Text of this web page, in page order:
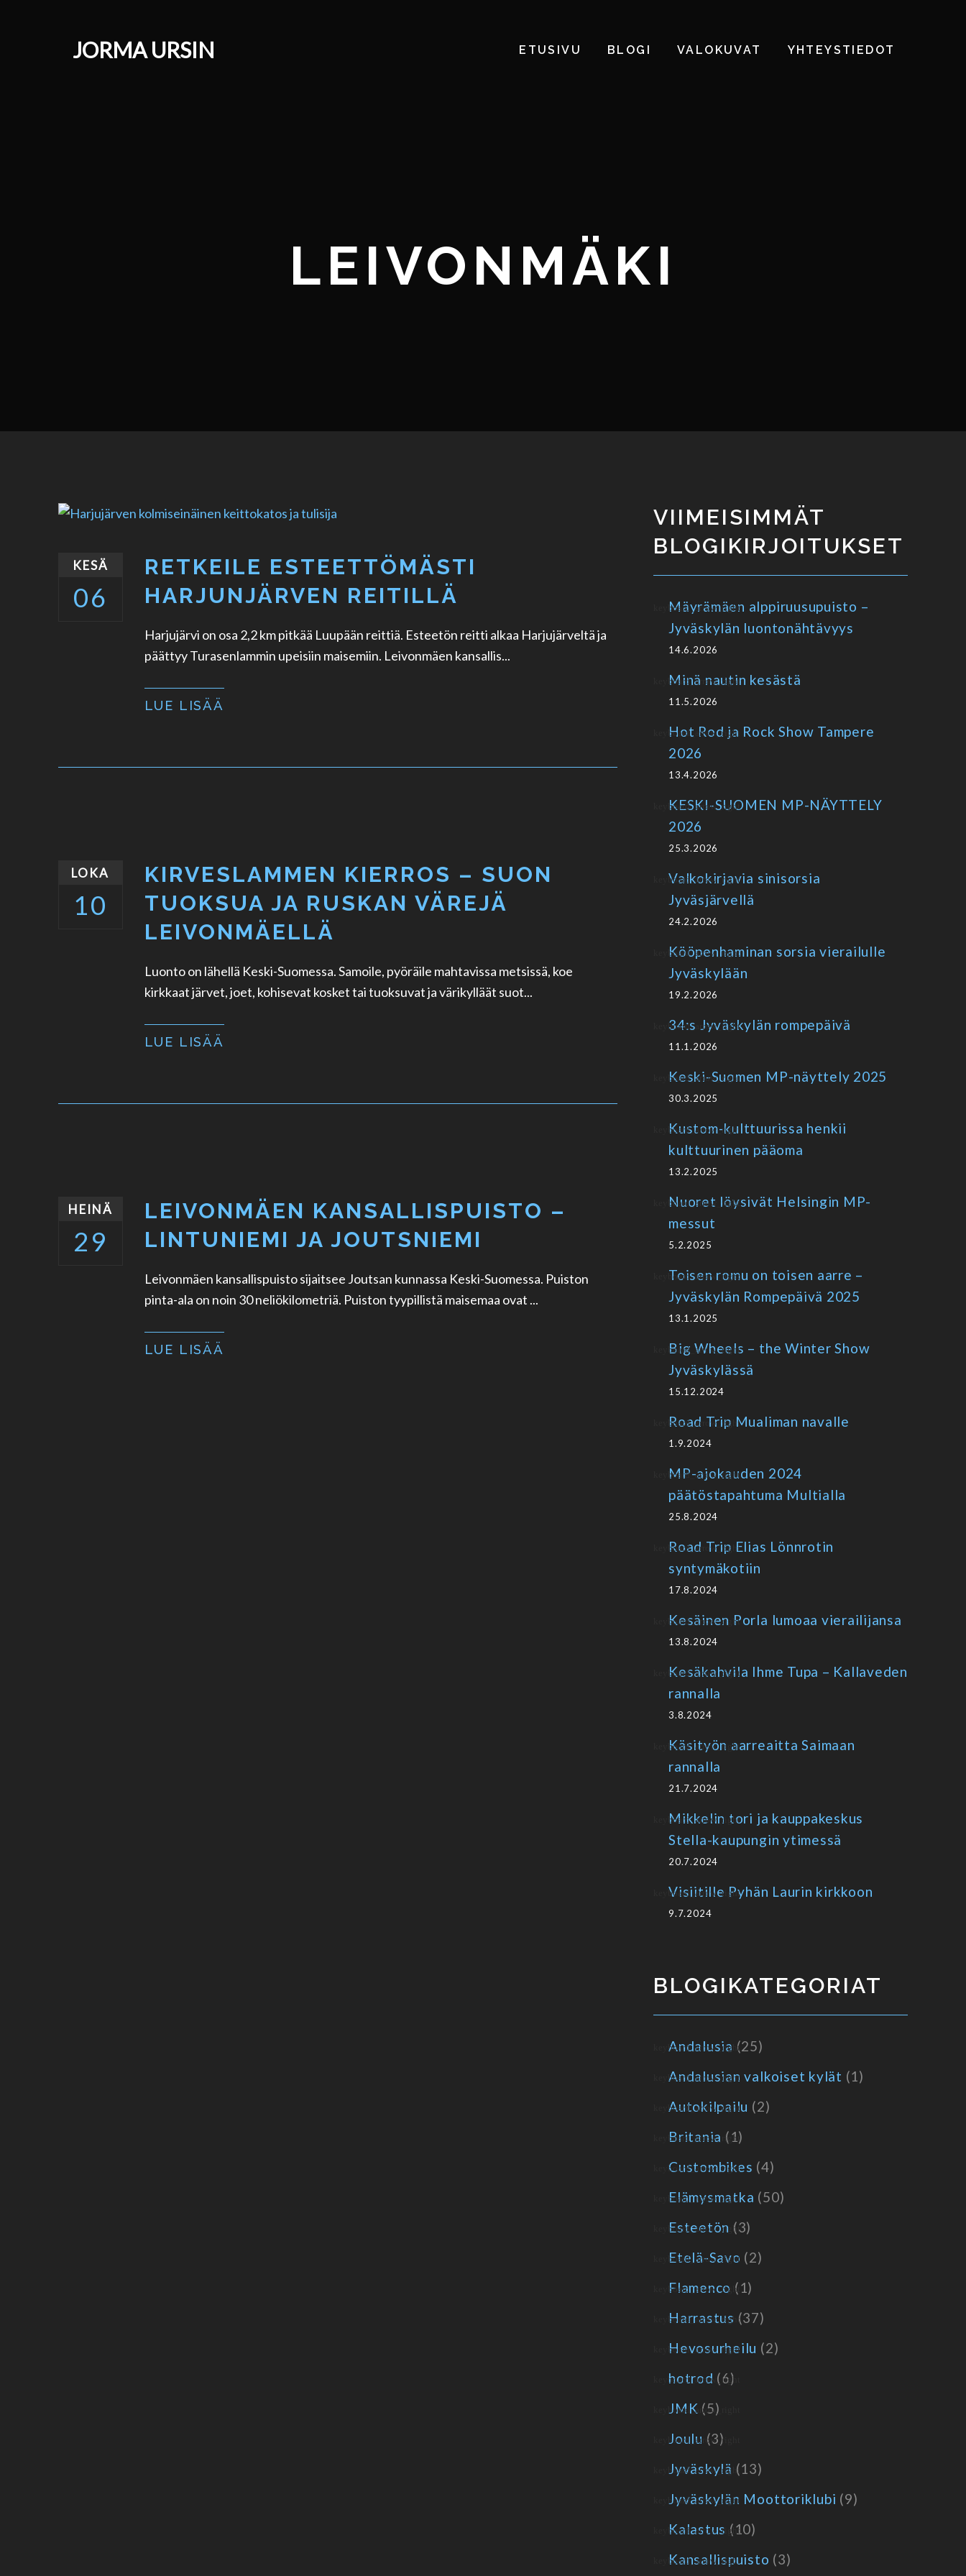
JORMA URSIN ETUSIVU BLOGI VALOKUVAT YHTEYSTIEDOT
LEIVONMÄKI
RETKEILE ESTEETTÖMÄSTI
HARJUNJÄRVEN REITILLÄ
KESÄ
06
Harjujärvi on osa 2,2 km pitkää Luupään reittiä. Esteetön reitti alkaa Harjujärveltä ja
päättyy Turasenlammin upeisiin maisemiin. Leivonmäen kansallis...
LUE LISÄÄ
KIRVESLAMMEN KIERROS – SUON
TUOKSUA JA RUSKAN VÄREJÄ
LEIVONMÄELLÄ
LOKA
10
Luonto on lähellä Keski-Suomessa. Samoile, pyöräile mahtavissa metsissä, koe
kirkkaat järvet, joet, kohisevat kosket tai tuoksuvat ja värikylläät suot...
LUE LISÄÄ
LEIVONMÄEN KANSALLISPUISTO –
LINTUNIEMI JA JOUTSNIEMI
HEINÄ
29
Leivonmäen kansallispuisto sijaitsee Joutsan kunnassa Keski-Suomessa. Puiston
pinta-ala on noin 30 neliökilometriä. Puiston tyypillistä maisemaa ovat ...
LUE LISÄÄ
VIIMEISIMMÄT
BLOGIKIRJOITUKSET
Mäyrämäen alppiruusupuisto –
Jyväskylän luontonähtävyys
14.6.2026
Minä nautin kesästä
11.5.2026
Hot Rod ja Rock Show Tampere
2026
13.4.2026
KESKI-SUOMEN MP-NÄYTTELY
2026
25.3.2026
Valkokirjavia sinisorsia
Jyväsjärvellä
24.2.2026
Kööpenhaminan sorsia vierailulle
Jyväskylään
19.2.2026
34:s Jyväskylän rompepäivä
11.1.2026
Keski-Suomen MP-näyttely 2025
30.3.2025
Kustom-kulttuurissa henkii
kulttuurinen pääoma
13.2.2025
Nuoret löysivät Helsingin MP-
messut
5.2.2025
Toisen romu on toisen aarre –
Jyväskylän Rompepäivä 2025
13.1.2025
Big Wheels – the Winter Show
Jyväskylässä
15.12.2024
Road Trip Mualiman navalle
1.9.2024
MP-ajokauden 2024
päätöstapahtuma Multialla
25.8.2024
Road Trip Elias Lönnrotin
syntymäkotiin
17.8.2024
Kesäinen Porla lumoaa vierailijansa
13.8.2024
Kesäkahvila Ihme Tupa – Kallaveden
rannalla
3.8.2024
Käsityön aarreaitta Saimaan
rannalla
21.7.2024
Mikkelin tori ja kauppakeskus
Stella-kaupungin ytimessä
20.7.2024
Visiitille Pyhän Laurin kirkkoon
9.7.2024
BLOGIKATEGORIAT
Andalusia (25)
Andalusian valkoiset kylät (1)
Autokilpailu (2)
Britania (1)
Custombikes (4)
Elämysmatka (50)
Esteetön (3)
Etelä-Savo (2)
Flamenco (1)
Harrastus (37)
Hevosurheilu (2)
hotrod (6)
JMK (5)
Joulu (3)
Jyväskylä (13)
Jyväskylän Moottoriklubi (9)
Kalastus (10)
Kansallispuisto (3)